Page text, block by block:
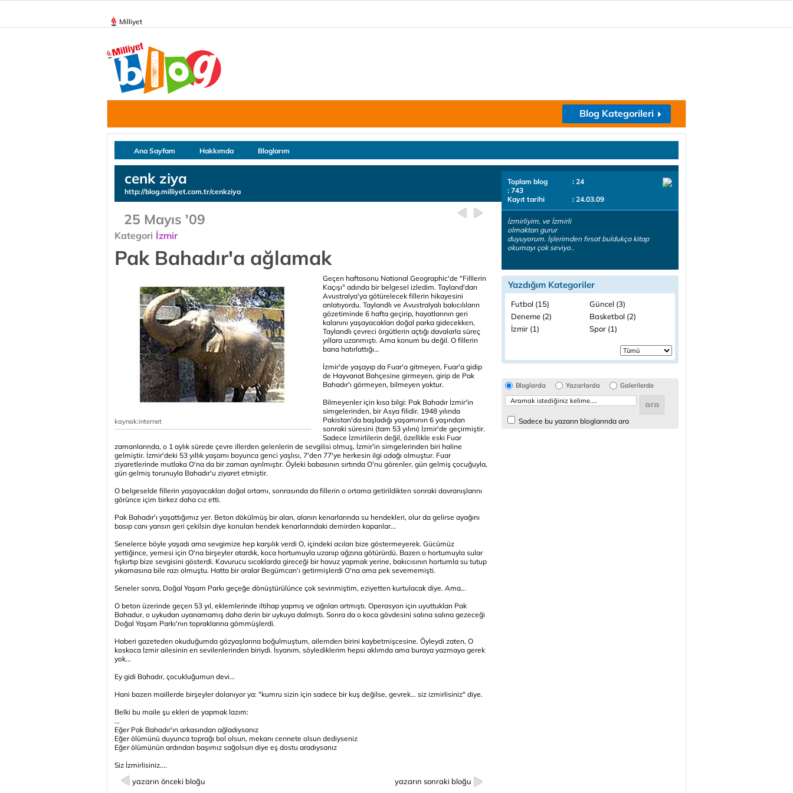
Milliyet
Blog Kategorileri
Ana Sayfam Hakkımda Bloglarım
cenk ziya
http://blog.milliyet.com.tr/cenkziya
25 Mayıs '09
Kategori İzmir
Pak Bahadır'a ağlamak
kaynak:internet
Geçen haftasonu National Geographic'de "Filllerin
Kaçışı" adında bir belgesel izledim. Tayland'dan
Avustralya'ya götürelecek fillerin hikayesini
anlatıyordu. Taylandlı ve Avustralyalı bakıcılıların
gözetiminde 6 hafta geçirip, hayatlarının geri
kalanını yaşayacakları doğal parka gidecekken,
Taylandlı çevreci örgütlerin açtığı davalarla süreç
yıllara uzanmıştı. Ama konum bu değil. O fillerin
bana hatırlattığı...
İzmir'de yaşayıp da Fuar'a gitmeyen, Fuar'a gidip
de Hayvanat Bahçesine girmeyen, girip de Pak
Bahadır'ı görmeyen, bilmeyen yoktur.
Bilmeyenler için kısa bilgi: Pak Bahadır İzmir'in
simgelerinden, bir Asya filidir. 1948 yılında
Pakistan'da başladığı yaşamının 6 yaşından
sonraki süresini (tam 53 yılını) İzmir'de geçirmiştir.
Sadece İzmirlilerin değil, özellikle eski Fuar
zamanlarında, o 1 aylık sürede çevre illerden gelenlerin de sevgilisi olmuş, İzmir'in simgelerinden biri haline
gelmiştir. İzmir'deki 53 yıllık yaşamı boyunca genci yaşlısı, 7'den 77'ye herkesin ilgi odağı olmuştur. Fuar
ziyaretlerinde mutlaka O'na da bir zaman ayrılmıştır. Öyleki babasının sırtında O'nu görenler, gün gelmiş çocuğuyla,
gün gelmiş torunuyla Bahadır'u ziyaret etmiştir.
O belgeselde fillerin yaşayacakları doğal ortamı, sonrasında da fillerin o ortama getirildikten sonraki davranışlarını
görünce içim birkez daha cız etti.
Pak Bahadır'ı yaşattığımız yer. Beton dökülmüş bir alan, alanın kenarlarında su hendekleri, olur da gelirse ayağını
basıp canı yansın geri çekilsin diye konulan hendek kenarlarındaki demirden kapanlar...
Senelerce böyle yaşadı ama sevgimize hep karşılık verdi O, içindeki acıları bize göstermeyerek. Gücümüz
yettiğince, yemesi için O'na birşeyler atardık, koca hortumuyla uzanıp ağzına götürürdü. Bazen o hortumuyla sular
fışkırtıp bize sevgisini gösterdi. Kavurucu sıcaklarda gireceği bir havuz yapmak yerine, bakıcısının hortumla su tutup
yıkamasına bile razı olmuştu. Hatta bir aralar Begümcan'ı getirmişlerdi O'na ama pek sevememişti.
Seneler sonra, Doğal Yaşam Parkı geçeğe dönüştürülünce çok sevinmiştim, eziyetten kurtulacak diye. Ama...
O beton üzerinde geçen 53 yıl, eklemlerinde iltihap yapmış ve ağrıları artmıştı. Operasyon için uyuttukları Pak
Bahadur, o uykudan uyanamamış daha derin bir uykuya dalmıştı. Sonra da o koca gövdesini salına salına gezeceği
Doğal Yaşam Parkı'nın topraklarına gömmüşlerdi.
Haberi gazeteden okuduğumda gözyaşlarına boğulmuştum, ailemden birini kaybetmişcesine. Öyleydi zaten, O
koskoca İzmir ailesinin en sevilenlerinden biriydi. İsyanım, söylediklerim hepsi aklımda ama buraya yazmaya gerek
yok...
Ey gidi Bahadır, çocukluğumun devi...
Hani bazen maillerde birşeyler dolanıyor ya: "kumru sizin için sadece bir kuş değilse, gevrek... siz izmirlisiniz" diye.
Belki bu maile şu ekleri de yapmak lazım:
...
Eğer Pak Bahadır'ın arkasından ağladıysanız
Eğer ölümünü duyunca toprağı bol olsun, mekanı cennete olsun dediyseniz
Eğer ölümünün ardından başımız sağolsun diye eş dostu aradıysanız
Siz İzmirlisiniz....
yazarın önceki bloğu yazarın sonraki bloğu
Toplam blog
: 24
: 743
Kayıt tarihi
: 24.03.09
İzmirliyim, ve İzmirli
olmaktan gurur
duyuyorum. İşlerimden fırsat buldukça kitap
okumayı çok seviyo..
Yazdığım Kategoriler
Futbol (15)
Güncel (3)
Deneme (2)
Basketbol (2)
İzmir (1)
Spor (1)
Bloglarda Yazarlarda Galerilerde
Sadece bu yazarın bloglarında ara